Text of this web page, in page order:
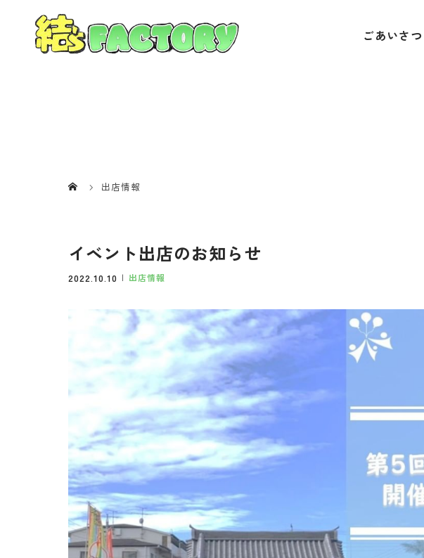
ごあいさつ
出店情報
イベント出店のお知らせ
2022.10.10 出店情報